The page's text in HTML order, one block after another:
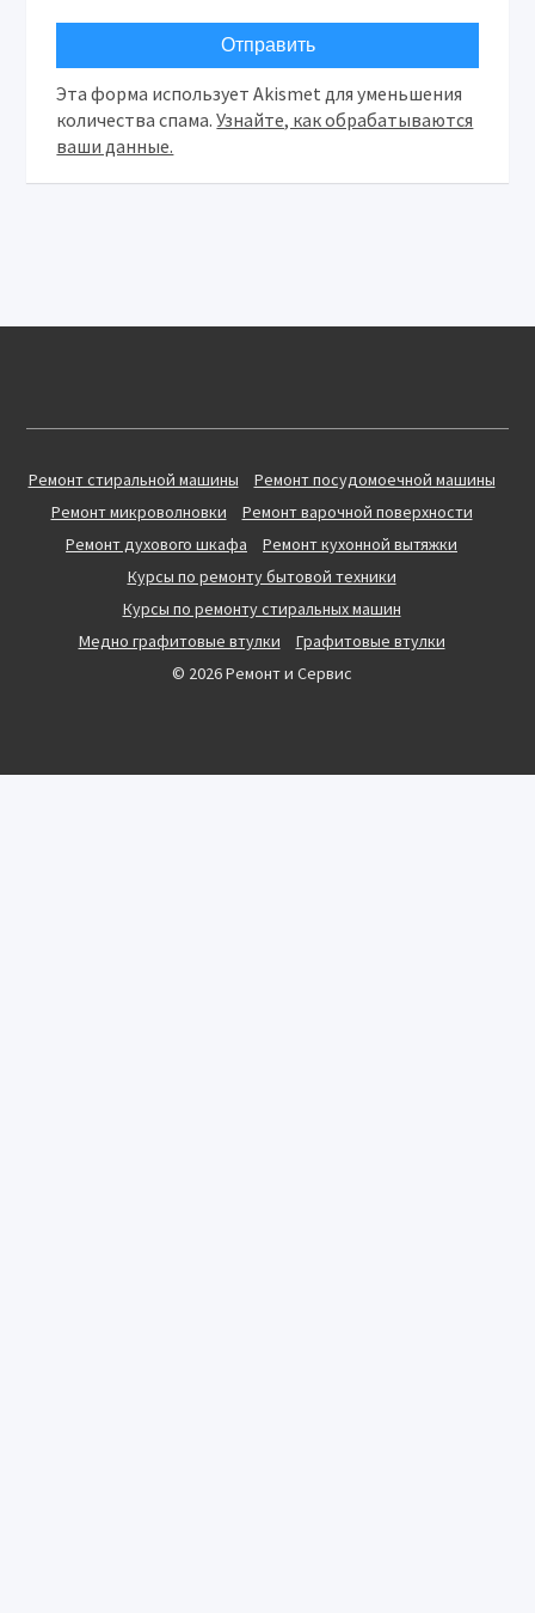
Эта форма использует Akismet для уменьшения
количества спама.Узнайте, как обрабатываются
ваши данные.
Ремонт стиральной машины
Ремонт посудомоечной машины
Ремонт микроволновки
Ремонт варочной поверхности
Ремонт духового шкафа
Ремонт кухонной вытяжки
Курсы по ремонту бытовой техники
Курсы по ремонту стиральных машин
Медно графитовые втулки
Графитовые втулки
© 2026 Ремонт и Сервис